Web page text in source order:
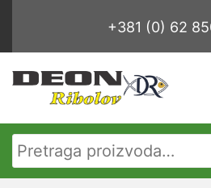
+381 (0) 62
Pretraga za: